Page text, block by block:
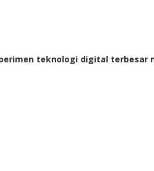
teknologi digital terbesar